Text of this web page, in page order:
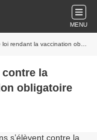
MENU
la vaccination obligatoire
contre la
obligatoire